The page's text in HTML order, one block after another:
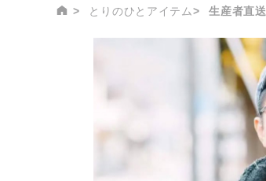
とりのひとアイテム 生産者直送